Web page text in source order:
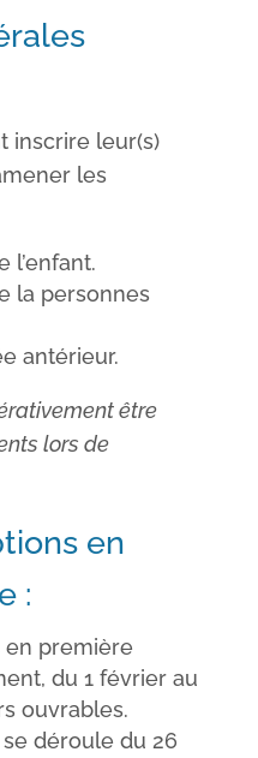
inscrire leur(s)
les
l’enfant.
la personnes
antérieur.
être
lors de
en
:
première
du 1 février au
ouvrables.
déroule du 26